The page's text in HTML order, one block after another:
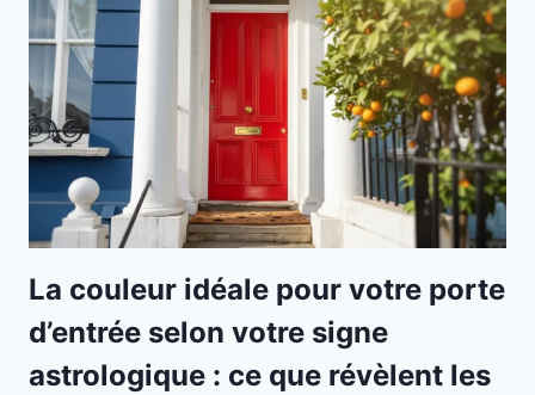
La couleur idéale pour votre porte
d’entrée selon votre signe
astrologique : ce que révèlent les